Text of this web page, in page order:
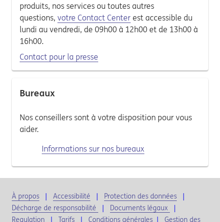
produits, nos services ou toutes autres
questions, votre Contact Center est accessible du
lundi au vendredi, de 09h00 à 12h00 et de 13h00 à
16h00.
Contact pour la presse
Bureaux
Nos conseillers sont à votre disposition pour vous
aider.
Informations sur nos bureaux
À propos Accessibilité
Protection des données
Décharge de responsabilité
Documents légaux
Regulation
Tarifs Conditions générales Gestion des